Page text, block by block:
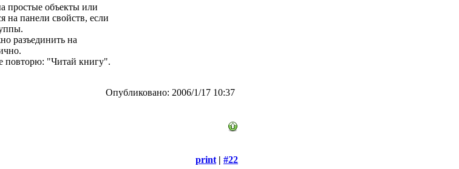
простые объекты или
на панели свойств, если
разъединить на
повторю: "Читай книгу".
Опубликовано: 2006/1/17 10:37
print | #22